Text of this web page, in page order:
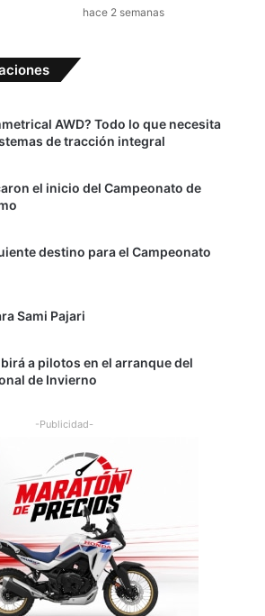
hace 2 semanas
AWD? Todo lo que necesita
de tracción integral
el inicio del Campeonato de
destino para el Campeonato
Sami Pajari
a pilotos en el arranque del
de Invierno
-Publicidad-